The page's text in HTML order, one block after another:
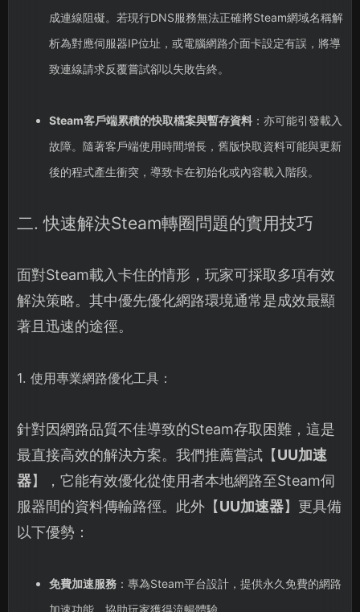
成連線阻礙。若現行DNS服務無法正確將Steam網域名稱解
析為對應伺服器IP位址，或電腦網路介面卡設定有誤，將導
致連線請求反覆嘗試卻以失敗告終。
Steam客戶端累積的快取檔案與暫存資料：亦可能引發載入
故障。隨著客戶端使用時間增長，舊版快取資料可能與更新
後的程式產生衝突，導致卡在初始化或內容載入階段。
二. 快速解決Steam轉圈問題的實用技巧
面對Steam載入卡住的情形，玩家可採取多項有效
解決策略。其中優先優化網路環境通常是成效最顯
著且迅速的途徑。
1. 使用專業網路優化工具：
針對因網路品質不佳導致的Steam存取困難，這是
最直接高效的解決方案。我們推薦嘗試【UU加速
器】，它能有效優化從使用者本地網路至Steam伺
服器間的資料傳輸路徑。此外【UU加速器】更具備
以下優勢：
免費加速服務：專為Steam平台設計，提供永久免費的網路